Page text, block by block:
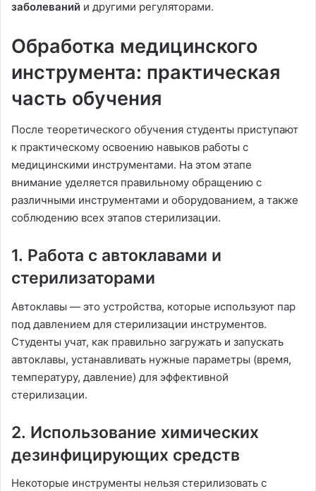
заболеваний и другими регуляторами.
Обработка медицинского
инструмента: практическая
часть обучения
После теоретического обучения студенты приступают
к практическому освоению навыков работы с
медицинскими инструментами. На этом этапе
внимание уделяется правильному обращению с
различными инструментами и оборудованием, а также
соблюдению всех этапов стерилизации.
1. Работа с автоклавами и
стерилизаторами
Автоклавы — это устройства, которые используют пар
под давлением для стерилизации инструментов.
Студенты учат, как правильно загружать и запускать
автоклавы, устанавливать нужные параметры (время,
температуру, давление) для эффективной
стерилизации.
2. Использование химических
дезинфицирующих средств
Некоторые инструменты нельзя стерилизовать с